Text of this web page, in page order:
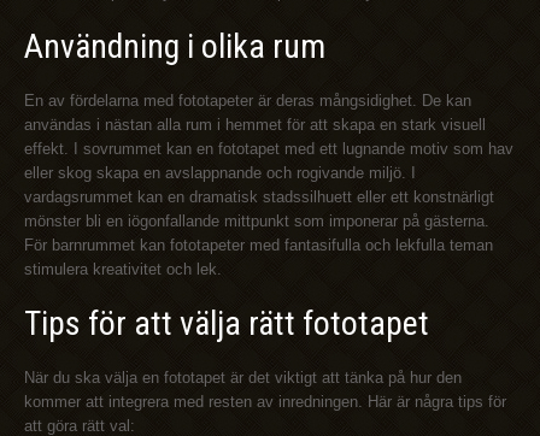
Användning i olika rum
En av fördelarna med fototapeter är deras mångsidighet. De kan
användas i nästan alla rum i hemmet för att skapa en stark visuell
effekt. I sovrummet kan en fototapet med ett lugnande motiv som hav
eller skog skapa en avslappnande och rogivande miljö. I
vardagsrummet kan en dramatisk stadssilhuett eller ett konstnärligt
mönster bli en iögonfallande mittpunkt som imponerar på gästerna.
För barnrummet kan fototapeter med fantasifulla och lekfulla teman
stimulera kreativitet och lek.
Tips för att välja rätt fototapet
När du ska välja en fototapet är det viktigt att tänka på hur den
kommer att integrera med resten av inredningen. Här är några tips för
att göra rätt val: